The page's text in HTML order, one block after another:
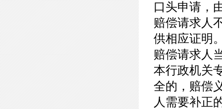
口头申请，
赔偿请求人
供相应证明
赔偿请求人
本行政机关
全的，赔偿
人需要补正